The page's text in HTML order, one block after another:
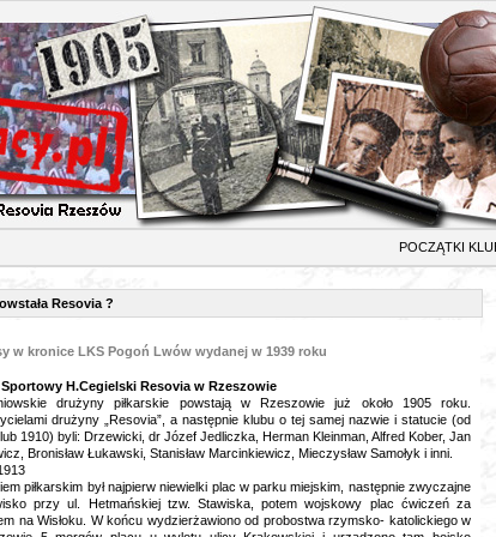
Resovia ?
w kronice LKS Pogoń Lwów wydanej w 1939 roku
H.Cegielski Resovia w Rzeszowie
drużyny piłkarskie powstają w Rzeszowie już około 1905 roku.
drużyny „Resovia”, a następnie klubu o tej samej nazwie i statucie (od
1910) byli: Drzewicki, dr Józef Jedliczka, Herman Kleinman, Alfred Kober, Jan
Bronisław Łukawski, Stanisław Marcinkiewicz, Mieczysław Samołyk i inni.
piłkarskim był najpierw niewielki plac w parku miejskim, następnie zwyczajne
przy ul. Hetmańskiej tzw. Stawiska, potem wojskowy plac ćwiczeń za
na Wisłoku. W końcu wydzierżawiono od probostwa rzymsko- katolickiego w